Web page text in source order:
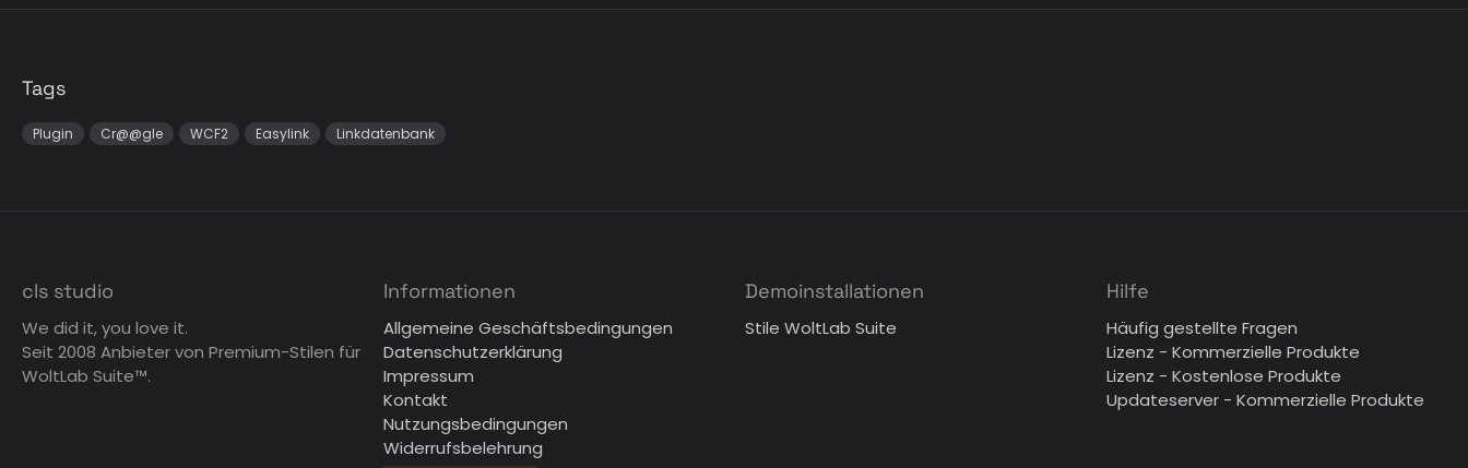
Tags
Plugin Cr@@gle WCF2 Easylink Linkdatenbank
cls studio
We did it, you love it.
Seit 2008 Anbieter von Premium-Stilen für
WoltLab Suite™.
Informationen
Allgemeine Geschäftsbedingungen
Datenschutzerklärung
Impressum
Kontakt
Nutzungsbedingungen
Widerrufsbelehrung
Demoinstallationen
Stile WoltLab Suite
Hilfe
Häufig gestellte Fragen
Lizenz - Kommerzielle Produkte
Lizenz - Kostenlose Produkte
Updateserver - Kommerzielle Produkte